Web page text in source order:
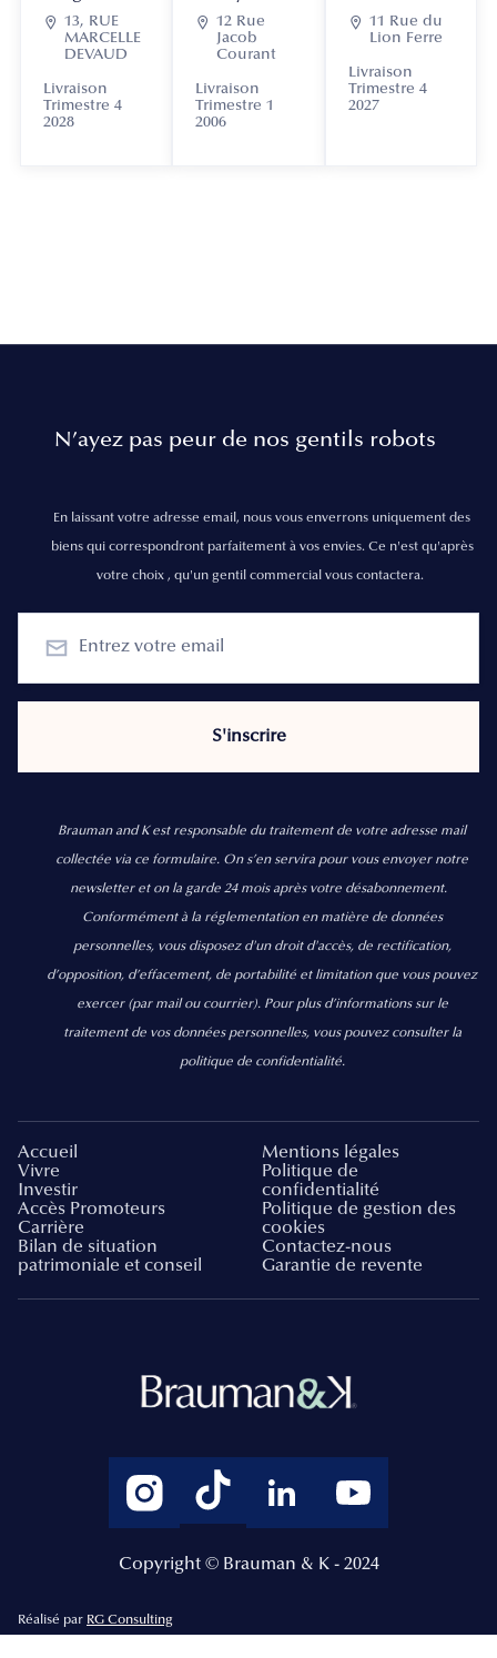
 13, RUE
MARCELLE
DEVAUD
Livraison
Trimestre 4
2028
 12 Rue
Jacob
Courant
Livraison
Trimestre 1
2006
 11 Rue du
Lion Ferre
Livraison
Trimestre 4
2027
N’ayez pas peur de nos gentils robots
En laissant votre adresse email, nous vous enverrons uniquement des
biens qui correspondront parfaitement à vos envies. Ce n'est qu'après
votre choix , qu'un gentil commercial vous contactera.
Brauman and K est responsable du traitement de votre adresse mail
collectée via ce formulaire. On s’en servira pour vous envoyer notre
newsletter et on la garde 24 mois après votre désabonnement.
Conformément à la réglementation en matière de données
personnelles, vous disposez d'un droit d'accès, de rectification,
d’opposition, d’effacement, de portabilité et limitation que vous pouvez
exercer (par mail ou courrier). Pour plus d’informations sur le
traitement de vos données personnelles, vous pouvez consulter la
politique de confidentialité.
Accueil
Vivre
Investir
Accès Promoteurs
Carrière
Bilan de situation
patrimoniale et conseil
Mentions légales
Politique de
confidentialité
Politique de gestion des
cookies
Contactez-nous
Garantie de revente
Copyright © Brauman & K - 2024
Réalisé par RG Consulting